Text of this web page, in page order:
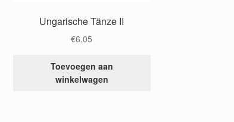
Ungarische Tänze II
€6,05
Toevoegen aan
winkelwagen